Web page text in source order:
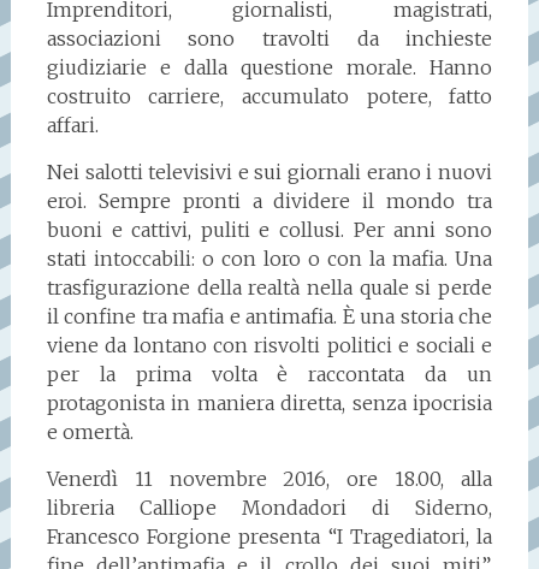
Imprenditori, giornalisti, magistrati,
associazioni sono travolti da inchieste
giudiziarie e dalla questione morale. Hanno
costruito carriere, accumulato potere, fatto
affari.
Nei salotti televisivi e sui giornali erano i nuovi
eroi. Sempre pronti a dividere il mondo tra
buoni e cattivi, puliti e collusi. Per anni sono
stati intoccabili: o con loro o con la mafia. Una
trasfigurazione della realtà nella quale si perde
il confine tra mafia e antimafia. È una storia che
viene da lontano con risvolti politici e sociali e
per la prima volta è raccontata da un
protagonista in maniera diretta, senza ipocrisia
e omertà.
Venerdì 11 novembre 2016, ore 18.00, alla
libreria Calliope Mondadori di Siderno,
Francesco Forgione presenta “I Tragediatori, la